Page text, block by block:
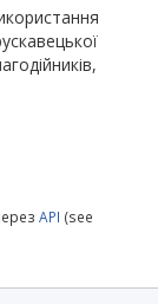
API (see